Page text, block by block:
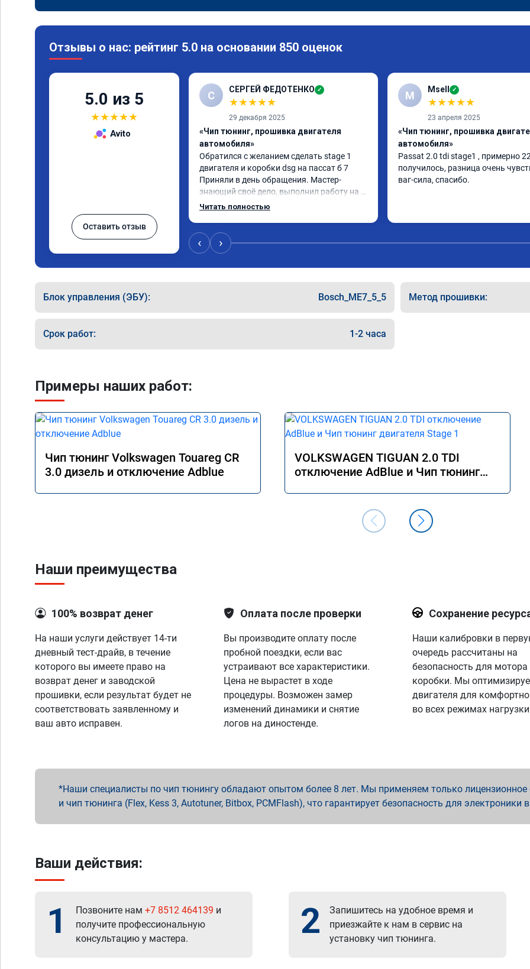
Отзывы о нас: рейтинг 5.0 на основании 850 оценок
5.0 из 5
★★★★★
Avito
Оставить отзыв
С СЕРГЕЙ ФЕДОТЕНКО ✓
★★★★★
29 декабря 2025
«Чип тюнинг, прошивка двигателя
автомобиля»
Обратился с желанием сделать stage 1
двигателя и коробки dsg на пассат б 7
Приняли в день обращения. Мастер-
знающий своё дело, выполнил работу на
💯 процентов!!! Через 1.5 часа (время на
прошивку А 011851 . Рекомендую!!!
Читать полностью
M Msell ✓
★★★★★
23 апреля 2025
«Чип тюнинг, прошивка
автомобиля»
Passat 2.0 tdi stage1 , примерно
получилось, разница очень
ваг-сила, спасибо.
‹ ›
Блок управления (ЭБУ): Bosch_ME7_5_5 Метод прошивки:
Срок работ: 1-2 часа
Примеры наших работ:
Чип тюнинг Volkswagen Touareg CR
3.0 дизель и отключение Adblue
VOLKSWAGEN TIGUAN 2.0 TDI
отключение AdBlue и Чип тюнинг
Наши преимущества
100% возврат денег
На наши услуги действует 14-ти
дневный тест-драйв, в течение
которого вы имеете право на
возврат денег и заводской
прошивки, если результат будет не
соответствовать заявленному и
ваш авто исправен.
Оплата после проверки
Вы производите оплату после
пробной поездки, если вас
устраивают все характеристики.
Цена не вырастет в ходе
процедуры. Возможен замер
изменений динамики и снятие
логов на диностенде.
Сохранение
Наши калибровки в
очередь рассчитаны на
безопасность для мотора
коробки. Мы
двигателя для
во всех режимах
Наши специалисты по чип тюнингу обладают опытом более 8 лет. Мы применяем только лицензионное
и чип тюнинга (Flex, Kess 3, Autotuner, Bitbox, PCMFlash), что гарантирует безопасность для электроники
Ваши действия:
1 Позвоните нам +7 8512 464139 и
получите профессиональную
консультацию у мастера.
2
Запишитесь на удобное время и
приезжайте к нам в сервис на
установку чип тюнинга.